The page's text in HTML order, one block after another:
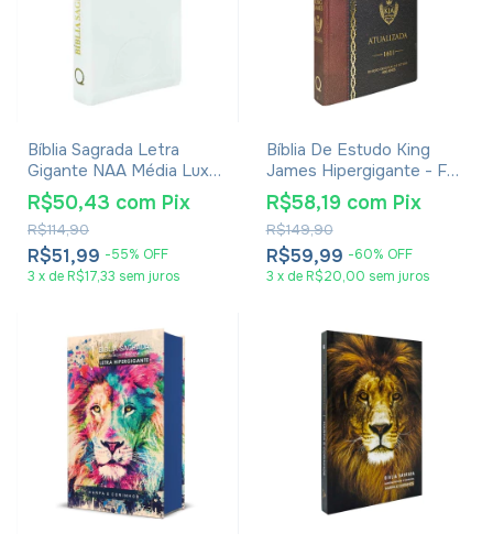
Bíblia Sagrada Letra
Gigante NAA Média Luxo
Com Índice
R$51,99 -55% OFF
R$114,90
R$50,43 com Pix
3 x de R$17,33 sem juros
Bíblia De Estudo King
James Hipergigante - Full
Color - Capa Dura Bicolor
R$59,99 -60% OFF
R$149,90
R$58,19 com Pix
3 x de R$20,00 sem juros